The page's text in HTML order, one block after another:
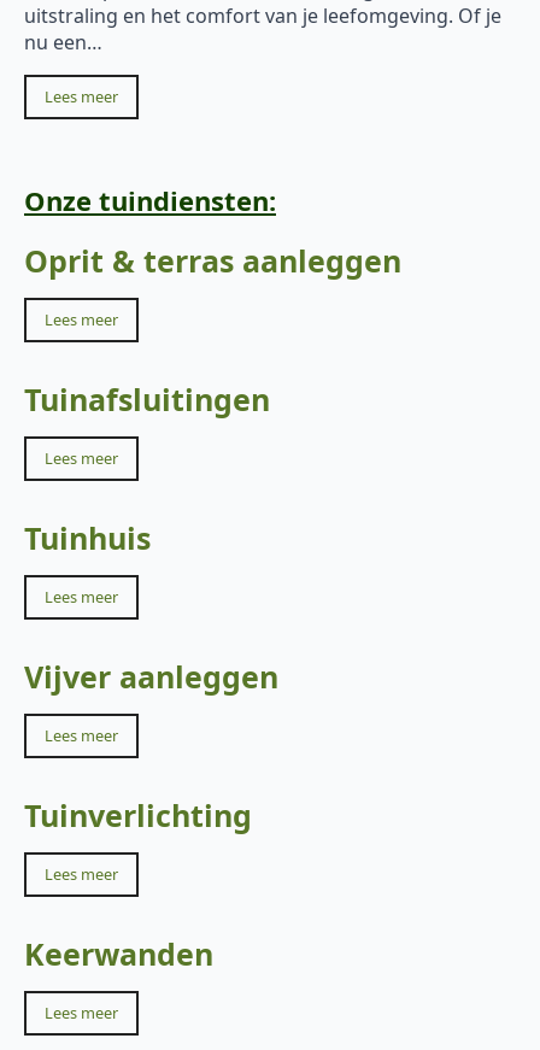
uitstraling en het comfort van je leefomgeving. Of je
nu een…
Lees meer
Onze tuindiensten:
Oprit & terras aanleggen
Lees meer
Tuinafsluitingen
Lees meer
Tuinhuis
Lees meer
Vijver aanleggen
Lees meer
Tuinverlichting
Lees meer
Keerwanden
Lees meer